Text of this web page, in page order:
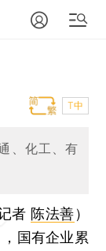
T中
、化工、有
者 陈法善）
国有企业累